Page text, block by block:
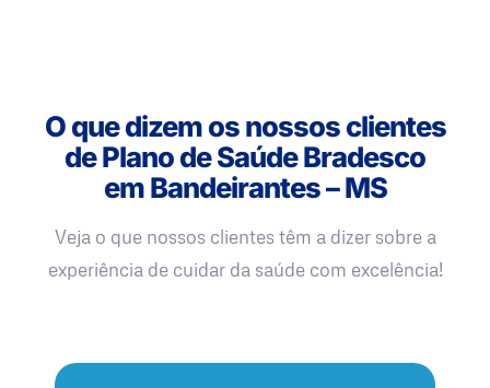
O que dizem os nossos clientes
de Plano de Saúde Bradesco
em Bandeirantes – MS
Veja o que nossos clientes têm a dizer sobre a
experiência de cuidar da saúde com excelência!